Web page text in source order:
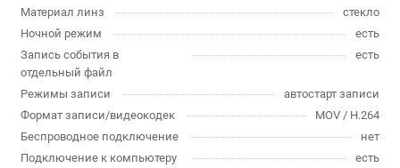
Материал линз
стекло
Ночной режим
есть
Запись события в
отдельный файл
есть
Режимы записи
автостарт записи
Формат записи/видеокодек
MOV / H.264
Беспроводное подключение
нет
Подключение к компьютеру
есть